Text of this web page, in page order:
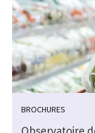
BROCHURES